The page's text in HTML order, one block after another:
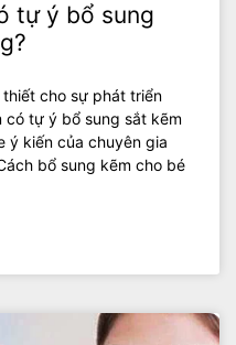
tự ý bổ sung
cho sự phát triển
có tự ý bổ sung sắt kẽm
ý kiến của chuyên gia
bổ sung kẽm cho bé